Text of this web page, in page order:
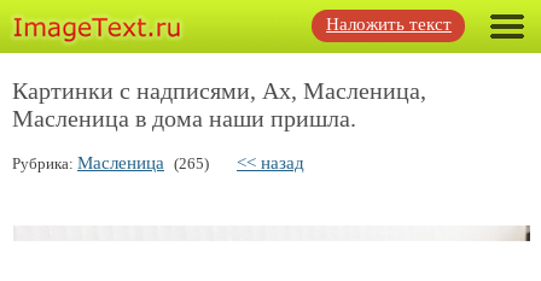
Наложить текст
Картинки с надписями, Ах, Масленица,
Масленица в дома наши пришла.
Рубрика: Масленица (265) << назад